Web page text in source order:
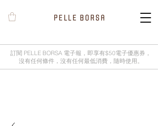
訂閱 PELLE BORSA 電子報，即享有$50電子優惠券，
沒有任何條件，沒有任何最低消費，隨時使用。